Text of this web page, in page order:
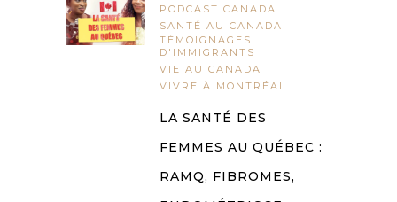
PODCAST CANADA
SANTÉ AU CANADA
TÉMOIGNAGES
D'IMMIGRANTS
VIE AU CANADA
VIVRE À MONTRÉAL
LA SANTÉ DES
FEMMES AU QUÉBEC :
RAMQ, FIBROMES,